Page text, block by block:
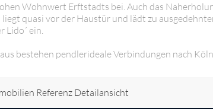
Wohnwert Erftstadts bei. Auch das
quasi vor der Haustür und lädt zu
Lido´ ein.
bestehen pendlerideale Verbindungen nach
Referenz Detailansicht